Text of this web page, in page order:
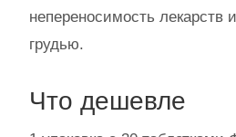
непереносимость лекарств
грудью.
Что дешевле